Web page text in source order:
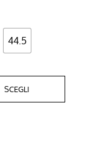
44.5
SCEGLI